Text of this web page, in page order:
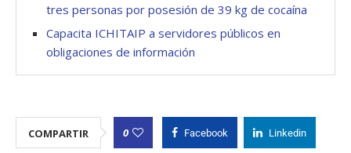
tres personas por posesión de 39 kg de cocaína
Capacita ICHITAIP a servidores públicos en
obligaciones de información
COMPARTIR 0 Facebook Linkedin